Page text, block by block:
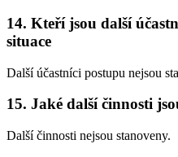
14. Kteří jsou další
situace
Další účastníci postupu nejsou
15. Jaké další činnosti
Další činnosti nejsou stanoveny.